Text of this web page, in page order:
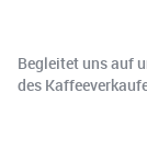
Begleitet uns auf
des